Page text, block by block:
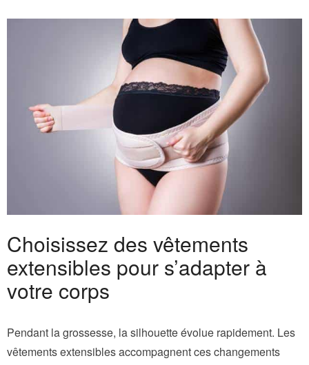
Choisissez des vêtements
extensibles pour s’adapter à
votre corps
Pendant la grossesse, la silhouette évolue rapidement. Les
vêtements extensibles accompagnent ces changements